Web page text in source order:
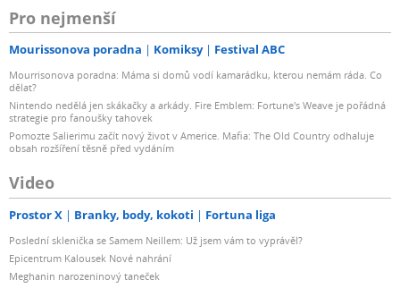
Pro nejmenší
Mourissonova poradna Komiksy Festival ABC
Mourrisonova poradna: Máma si domů vodí kamarádku, kterou nemám ráda. Co
dělat?
Nintendo nedělá jen skákačky a arkády. Fire Emblem: Fortune's Weave je pořádná
strategie pro fanoušky tahovek
Pomozte Salierimu začít nový život v Americe. Mafia: The Old Country odhaluje
obsah rozšíření těsně před vydáním
Video
Prostor X Branky, body, kokoti Fortuna liga
Poslední sklenička se Samem Neillem: Už jsem vám to vyprávěl?
Epicentrum Kalousek Nové nahrání
Meghanin narozeninový taneček